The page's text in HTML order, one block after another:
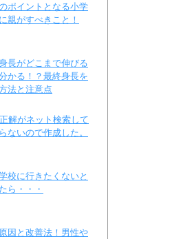
ポイントとなる小学
親がすべきこと！
長がどこまで伸びる
かる！？最終身長を
法と注意点
解がネット検索して
ないので作成した。
校に行きたくないと
ら・・・
因と改善法！男性や